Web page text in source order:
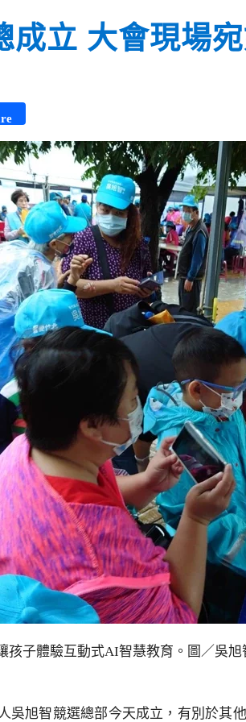
成立 大會現場
孩子體驗互動式AI智慧教育。圖／吳旭
吳旭智競選總部今天成立，有別於其